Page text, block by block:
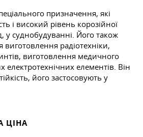
призначення, які
і високий рівень корозійної
у суднобудуванні. Його також
радіотехніки,
виготовлення медичного
електротехнічних елементів. Він
його застосовують у
ЦІНА